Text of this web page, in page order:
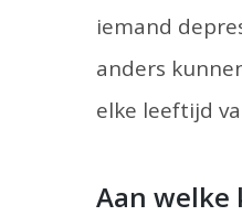
iemand
anders
elke leeftijd
Aan welke